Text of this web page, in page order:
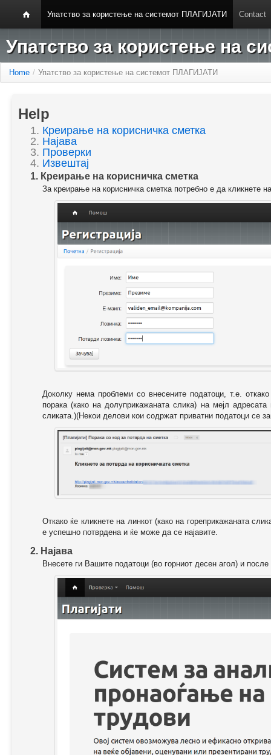
Упатство за користење на системот ПЛАГИЈАТИ Contact
Упатство за користење на
Home / Упатство за користење на системот ПЛАГИЈАТИ
Help
1. Креирање на корисничка сметка
2. Најава
3. Проверки
4. Извештај
1. Креирање на корисничка сметка
За креирање на корисничка сметка потребно е да кликнете
Доколку нема проблеми со внесените податоци, т.е.
порака (како на долуприкажаната слика) на мејл
сликата.)(Некои делови кои содржат приватни податоци се
Откако ќе кликнете на линкот (како на гореприкажаната
е успешно потврдена и ќе може да се најавите.
2. Најава
Внесете ги Вашите податоци (во горниот десен агол) и